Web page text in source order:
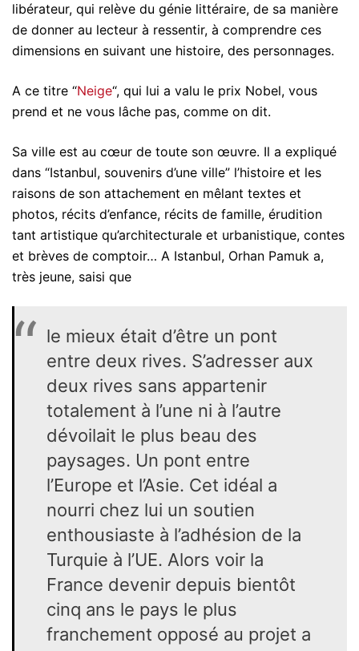
libérateur, qui relève du génie littéraire, de sa manière
de donner au lecteur à ressentir, à comprendre ces
dimensions en suivant une histoire, des personnages.
A ce titre “Neige“, qui lui a valu le prix Nobel, vous
prend et ne vous lâche pas, comme on dit.
Sa ville est au cœur de toute son œuvre. Il a expliqué
dans “Istanbul, souvenirs d’une ville” l’histoire et les
raisons de son attachement en mêlant textes et
photos, récits d’enfance, récits de famille, érudition
tant artistique qu’architecturale et urbanistique, contes
et brèves de comptoir… A Istanbul, Orhan Pamuk a,
très jeune, saisi que
le mieux était d’être un pont
entre deux rives. S’adresser aux
deux rives sans appartenir
totalement à l’une ni à l’autre
dévoilait le plus beau des
paysages. Un pont entre
l’Europe et l’Asie. Cet idéal a
nourri chez lui un soutien
enthousiaste à l’adhésion de la
Turquie à l’UE. Alors voir la
France devenir depuis bientôt
cinq ans le pays le plus
franchement opposé au projet a